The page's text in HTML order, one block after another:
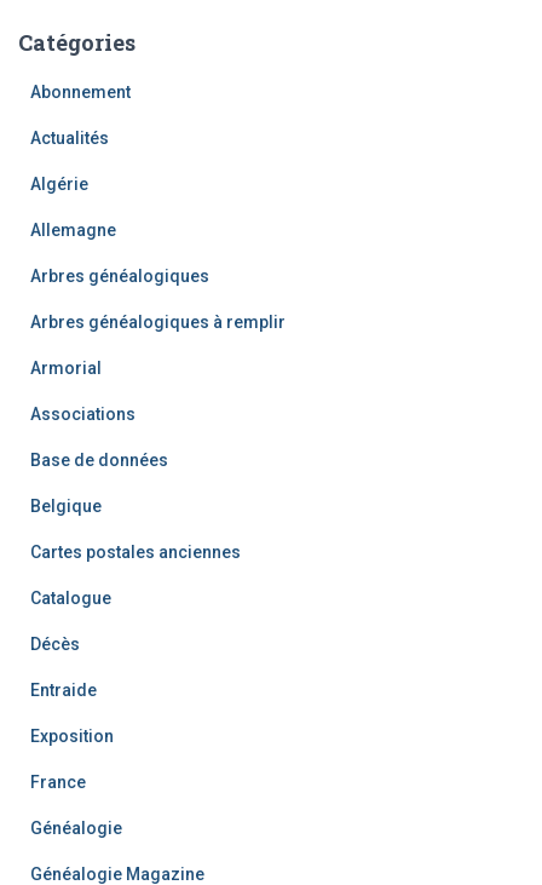
Catégories
Abonnement
Actualités
Algérie
Allemagne
Arbres généalogiques
Arbres généalogiques à remplir
Armorial
Associations
Base de données
Belgique
Cartes postales anciennes
Catalogue
Décès
Entraide
Exposition
France
Généalogie
Généalogie Magazine